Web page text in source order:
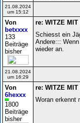
21.08.2024
um 15:12
Von
betxxxx
133
Beiträge
bisher
re: WITZE MIT
Schiesst ein
Andere:::
wieder an.
21.08.2024
um 16:29
Von
6hexxx
1800
Beiträge
bisher
re: WITZE MIT
Woran erkennt